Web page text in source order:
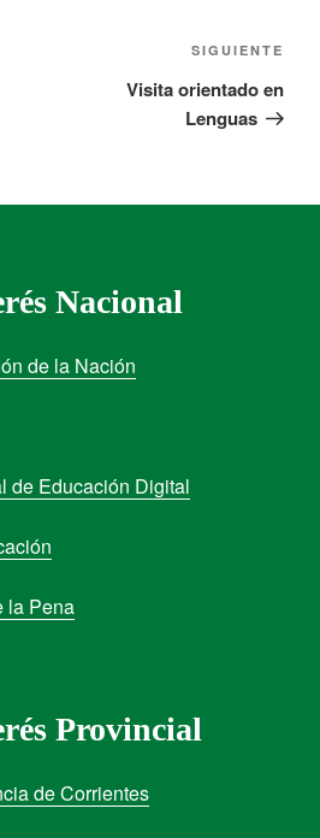
SIGUIENTE
Visita orientado en
Lenguas
Nacional
de la Nación
de Educación Digital
la Pena
Provincial
de Corrientes